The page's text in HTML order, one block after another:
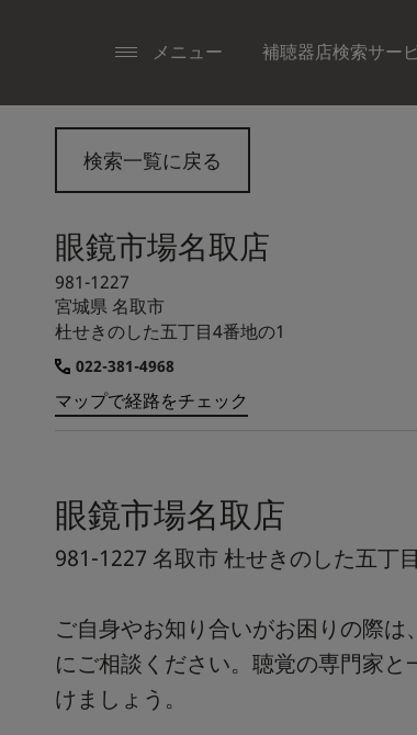
メニュー 補聴器店検索サー
検索一覧に戻る
眼鏡市場名取店
981-1227
宮城県名取市
杜せきのした五丁目4番地の1
022-381-4968
マップで経路をチェック
眼鏡市場名取店
981-1227 名取市 杜せきのした五丁
ご自身やお知り合いがお困りの際
にご相談ください。聴覚の専門家
けましょう。